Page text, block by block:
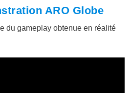
ARO Globe
du gameplay obtenue en réalité